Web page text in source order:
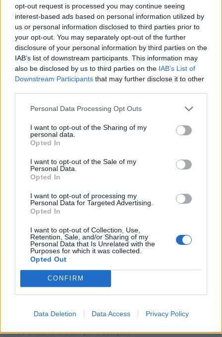
opt-out request is processed you may continue seeing
interest-based ads based on personal information utilized by
us or personal information disclosed to third parties prior to
your opt-out. You may separately opt-out of the further
disclosure of your personal information by third parties on the
IAB’s list of downstream participants. This information may
also be disclosed by us to third parties on the IAB’s List of
Downstream Participants that may further disclose it to other
Personal Data Processing Opt Outs
I want to opt-out of the Sharing of my
personal data.
Opted In
I want to opt-out of the Sale of my
Personal Data.
Opted In
I want to opt-out of processing my
Personal Data for Targeted Advertising.
Opted In
I want to opt-out of Collection, Use,
Retention, Sale, and/or Sharing of my
Personal Data that Is Unrelated with the
Purposes for which it was collected.
Opted Out
CONFIRM
Data Deletion Data Access Privacy Policy
MOTOMAIS
Indian Chief Vintage Sturgis – Nova versão
homenageia o papel fundamental da Indian Motorcycle nas
FERNANDO NETO
EVENTO
42.º Passeio de Motas Antigas anima Sintra a
5 de setembro volta a pôr Sintra na estrada O Moto Clube
de Sintra volta a cumprir a tradição...